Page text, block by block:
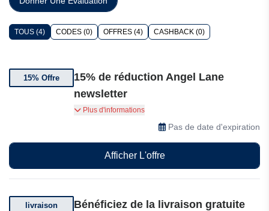
TOUS (4) CODES (0) OFFRES (4) CASHBACK (0)
15% Offre
15% de réduction Angel Lane
newsletter
Abonnez-vous à la newsletter et recevez
instantanément 15% de réduction sur votre
premier achat : idéal pour renouveler votre
garde-robe.
Plus d'informations
Pas de date d'expiration
Afficher L'offre
livraison
Bénéficiez de la livraison gratuite